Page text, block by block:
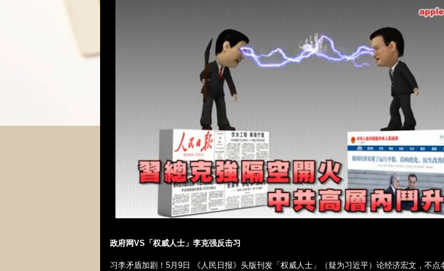
政府网VS 「权威人士」李克强反击习
习李矛盾加剧！ 5月 9 日 《人民日报》头版刊发「权威人士」（疑为习近平）论经济宏文，不